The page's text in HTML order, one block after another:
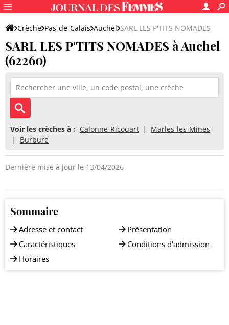
Crèche Pas-de-Calais Auchel SARL LES P'TITS NOMADES
SARL LES P'TITS NOMADES à Auchel
(62260)
Voir les crèches à : Calonne-Ricouart
Marles-les-Mines
Burbure
Dernière mise à jour le 13/04/2026
Sommaire
Adresse et contact
Caractéristiques
Horaires
Présentation
Conditions d'admission